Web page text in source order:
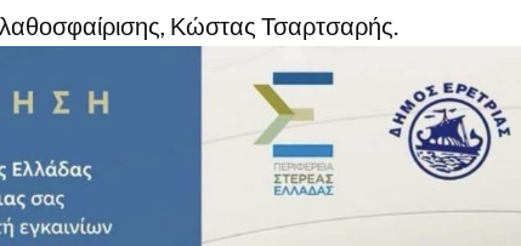
Κώστας Τσαρτσαρής.